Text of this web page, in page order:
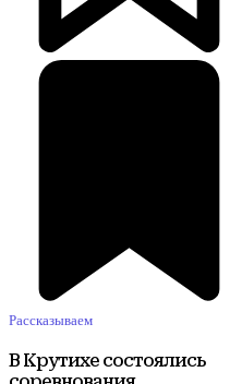
Рассказываем
В Крутихе состоялись